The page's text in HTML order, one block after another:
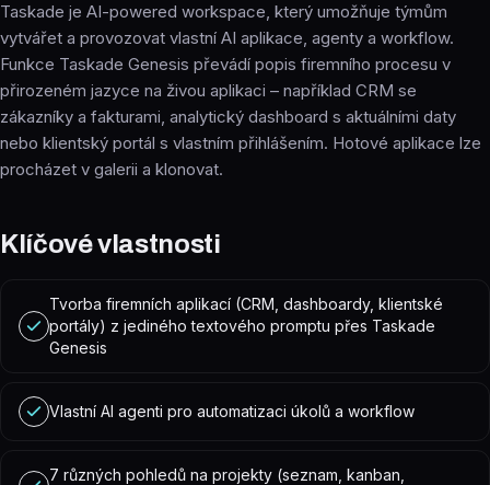
Taskade je AI-powered workspace, který umožňuje týmům
vytvářet a provozovat vlastní AI aplikace, agenty a workflow.
Funkce Taskade Genesis převádí popis firemního procesu v
přirozeném jazyce na živou aplikaci – například CRM se
zákazníky a fakturami, analytický dashboard s aktuálními daty
nebo klientský portál s vlastním přihlášením. Hotové aplikace lze
procházet v galerii a klonovat.
Klíčové vlastnosti
Tvorba firemních aplikací (CRM, dashboardy, klientské
portály) z jediného textového promptu přes Taskade
Genesis
Vlastní AI agenti pro automatizaci úkolů a workflow
7 různých pohledů na projekty (seznam, kanban,